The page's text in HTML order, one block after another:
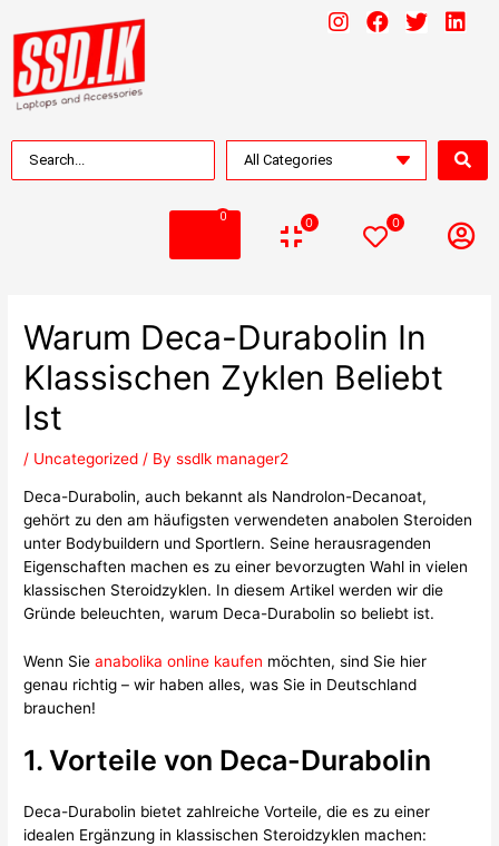
0 0 0
Warum Deca-Durabolin In
Klassischen Zyklen Beliebt
Ist
/ Uncategorized / Byssdlk manager2
Deca-Durabolin, auch bekannt als Nandrolon-Decanoat,
gehört zu den am häufigsten verwendeten anabolen Steroiden
unter Bodybuildern und Sportlern. Seine herausragenden
Eigenschaften machen es zu einer bevorzugten Wahl in vielen
klassischen Steroidzyklen. In diesem Artikel werden wir die
Gründe beleuchten, warum Deca-Durabolin so beliebt ist.
Wenn Sieanabolika online kaufen möchten, sind Sie hier
genau richtig – wir haben alles, was Sie in Deutschland
brauchen!
1. Vorteile von Deca-Durabolin
Deca-Durabolin bietet zahlreiche Vorteile, die es zu einer
idealen Ergänzung in klassischen Steroidzyklen machen: